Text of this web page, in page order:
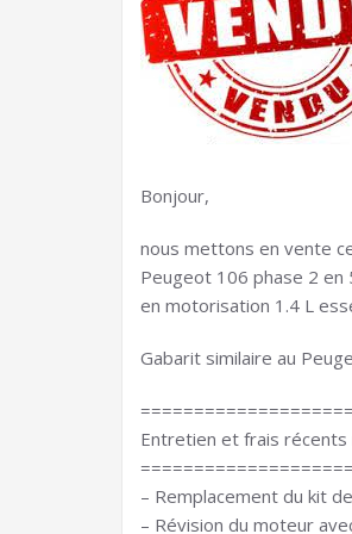
Bonjour,
nous mettons en vente
Peugeot 106 phase 2
en motorisation 1.4 L
Gabarit similaire au
Entretien et frais récents
– Remplacement du kit
– Révision du moteur